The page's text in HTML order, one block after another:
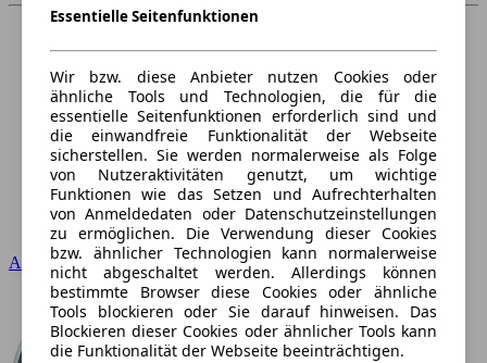
Audi
Essentielle Seitenfunktionen
Wir bzw. diese Anbieter nutzen Cookies oder
ähnliche Tools und Technologien, die für die
essentielle Seitenfunktionen erforderlich sind und
die einwandfreie Funktionalität der Webseite
sicherstellen. Sie werden normalerweise als Folge
von Nutzeraktivitäten genutzt, um wichtige
Funktionen wie das Setzen und Aufrechterhalten
von Anmeldedaten oder Datenschutzeinstellungen
zu ermöglichen. Die Verwendung dieser Cookies
bzw. ähnlicher Technologien kann normalerweise
nicht abgeschaltet werden. Allerdings können
bestimmte Browser diese Cookies oder ähnliche
Tools blockieren oder Sie darauf hinweisen. Das
Blockieren dieser Cookies oder ähnlicher Tools kann
die Funktionalität der Webseite beeinträchtigen.